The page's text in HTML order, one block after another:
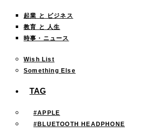
起業 と ビジネス
教育 と 人生
時事・ニュース
Wish List
Something Else
TAG
#APPLE
#BLUETOOTH HEADPHONE